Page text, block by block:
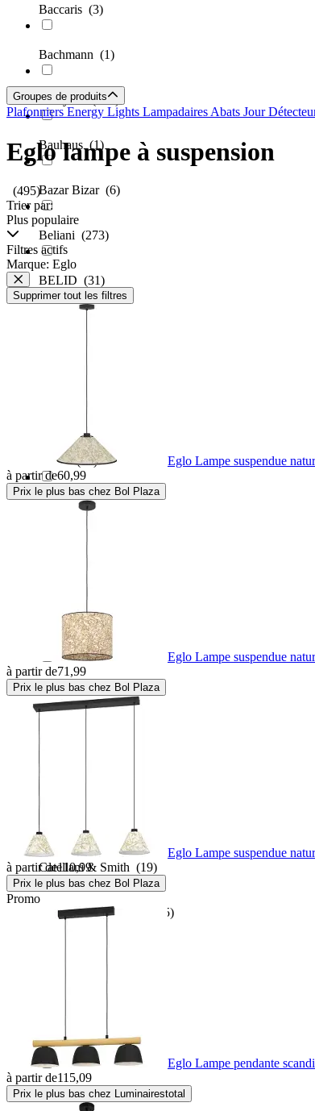
Baccaris (3)
Bachmann (1)
Bamyum(305)
Bauhaus (1)
Bazar Bizar (6)
Beliani (273)
BELID (31)
Bover(39)
Braytron(2)
Brokis(35)
Buffalo(3)
By Rydens
Calex
Catellani & Smith (19)
Chic Home Collection (5)
Co Bankeryd(30)
Creative Collection(1)
Groupes de produits
Plafonniers Energy Lights Lampadaires Abats Jour
Eglo lampe à suspension
(495)
Trier par:
Plus populaire
Filtres actifs
Marque: Eglo
Supprimer tout les filtres
Eglo Lampe suspendue
à partir de60,99
Prix le plus bas chez Bol Plaza
Eglo Lampe suspendue
à partir de71,99
Prix le plus bas chez Bol Plaza
Eglo Lampe suspendue
à partir de110,99
Prix le plus bas chez Bol Plaza
Promo
Eglo Lampe pendante
à partir de115,09
Prix le plus bas chez Luminairestotal